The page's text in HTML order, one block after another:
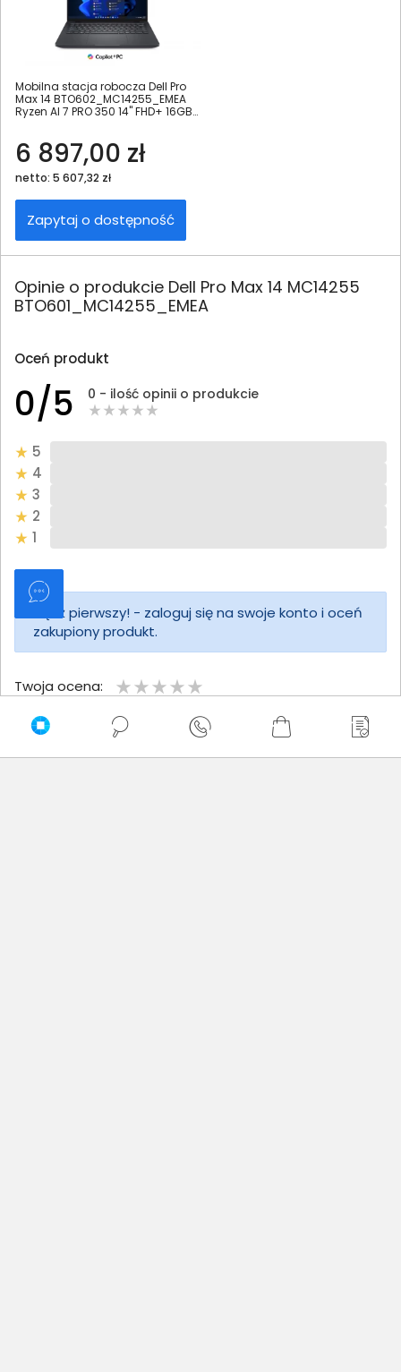
Mobilna stacja robocza Dell Pro
Max 14 BTO602_MC14255_EMEA
Ryzen AI 7 PRO 350 14" FHD+ 16GB
6 897,00 zł
netto: 5 607,32 zł
Zapytaj o dostępność
Opinie o produkcie Dell Pro Max 14 MC14255
BTO601_MC14255_EMEA
Oceń produkt
0/5 0 - ilość opinii o produkcie
5
4
3
2
1
Bądź pierwszy! - zaloguj się na swoje konto i oceń
zakupiony produkt.
Twoja ocena:
Twoje imię